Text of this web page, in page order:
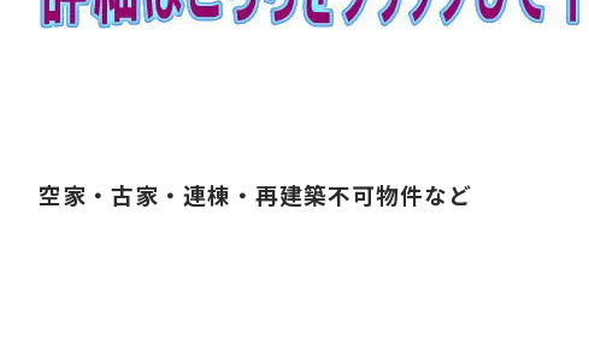
空家・古家・連棟・再建築不可物件など